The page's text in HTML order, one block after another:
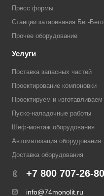
Пресс формы
Станции затаривания Биг-
Прочее оборудование
Услуги
Поставка запасных частей
Проектирование компоновки
Проектируем и
Пуско-наладочные работы
Шеф-монтаж оборудования
Автоматизация оборудования
Доставка оборудования
+7 800 707-26-80
info@74monolit.ru